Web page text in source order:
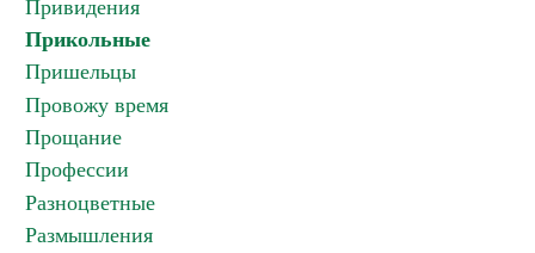
Привидения
Прикольные
Пришельцы
Провожу время
Прощание
Профессии
Разноцветные
Размышления